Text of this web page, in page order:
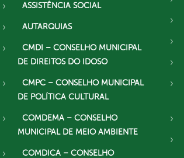
ASSISTÊNCIA SOCIAL
AUTARQUIAS
CMDI – CONSELHO MUNICIPAL
DE DIREITOS DO IDOSO
CMPC – CONSELHO MUNICIPAL
DE POLÍTICA CULTURAL
COMDEMA – CONSELHO
MUNICIPAL DE MEIO AMBIENTE
COMDICA – CONSELHO